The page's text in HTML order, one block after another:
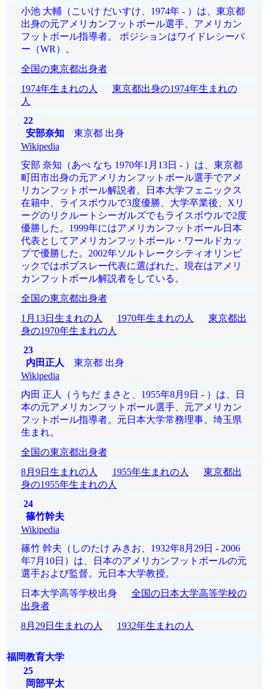
小池 大輔（こいけ だいすけ、1974年 - ）は、東京都
出身の元アメリカンフットボール選手、アメリカン
フットボール指導者。 ポジションはワイドレシーバ
ー（WR）。
全国の東京都出身者
1974年生まれの人
東京都出身の1974年生まれの
人
22
安部奈知東京都 出身
Wikipedia
安部 奈知（あべ なち 1970年1月13日 - ）は、東京都
町田市出身の元アメリカンフットボール選手でアメ
リカンフットボール解説者。日本大学フェニックス
在籍中、ライスボウルで3度優勝、大学卒業後、Xリ
ーグのリクルートシーガルズでもライスボウルで2度
優勝した。1999年にはアメリカンフットボール日本
代表としてアメリカンフットボール・ワールドカッ
プで優勝した。2002年ソルトレークシティオリンピ
ックではボブスレー代表に選ばれた。現在はアメリ
カンフットボール解説者をしている。
全国の東京都出身者
1月13日生まれの人
1970年生まれの人
東京都出
身の1970年生まれの人
23
内田正人 東京都 出身
Wikipedia
内田 正人（うちだ まさと、1955年8月9日 - ）は、日
本の元アメリカンフットボール選手、元アメリカン
フットボール指導者。元日本大学常務理事。埼玉県
生まれ。
全国の東京都出身者
8月9日生まれの人
1955年生まれの人
東京都出
身の1955年生まれの人
24
篠竹幹夫
Wikipedia
篠竹 幹夫（しのたけ みきお、1932年8月29日 - 2006
年7月10日）は、日本のアメリカンフットボールの元
選手および監督。元日本大学教授。
日本大学高等学校出身 全国の日本大学高等学校の
出身者
8月29日生まれの人
1932年生まれの人
福岡教育大学
25
岡部平太